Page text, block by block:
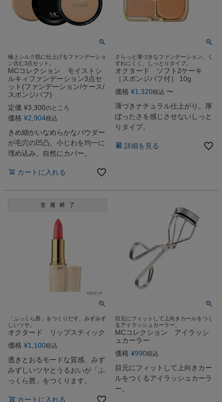
極上シルク肌に仕上げるファンデーショ
ン含む3点セット。
MCコレクション モイストシ
ルキィファンデーション3点セ
ット(ファンデーション/ケース/
スポンジパフ)
定価 ¥3,300のところ
価格 ¥2,904税込
きめ細かいなめらかなパウダー
が毛穴の凹凸、小じわを均一に
埋め込み、自然にカバー。
カートに入れる
さらっと薄づきなファンデーション。く
ずれにくく、しっとりタイプ。
オクタード ソフト2ケーキ
［スポンジパフ付］ 10g
価格 ¥1,320税込 〜
薄づきナチュラル仕上がり。厚
ぼったさを感じさせないしっと
りタイプ。
詳細を見る
「ふっくら唇」をつくりだす、みずみず
しいツヤ。
オクタード リップスティック
価格 ¥1,100税込
透きとおるモードな質感、みず
みずしいツヤとうるおいが「ふ
っくら唇」をつくります。
カートに入れる
目元にフィットして上向きカールをつく
るアイラッシュカーラー。
MCコレクション アイラッシ
ュカーラー
価格 ¥990税込
目元にフィットして上向きカー
ルをつくるアイラッシュカーラ
ー。